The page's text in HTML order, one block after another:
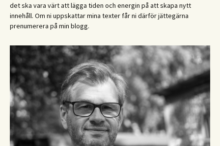
det ska vara värt att lägga tiden och energin på att skapa nytt
innehåll. Om ni uppskattar mina texter får ni därför jättegärna
prenumerera på min blogg.